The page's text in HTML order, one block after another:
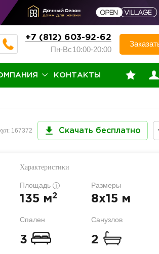
+7 (812) 603-92-62
Пн-Вс10:00-20:00
КОНТАКТЫ
167372 Скачать бесплатно
Характеристики
Площадь i
135 м2
Размеры
8x15 м
Спален
3
Санузлов
2